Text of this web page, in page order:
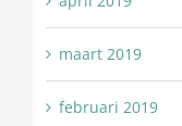
maart 2019
februari 2019